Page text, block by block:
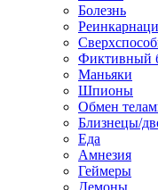
Болезнь
Фиктивный
Маньяки
Шпионы
Обмен
Близнецы/
Еда
Амнезия
Геймеры
Демоны